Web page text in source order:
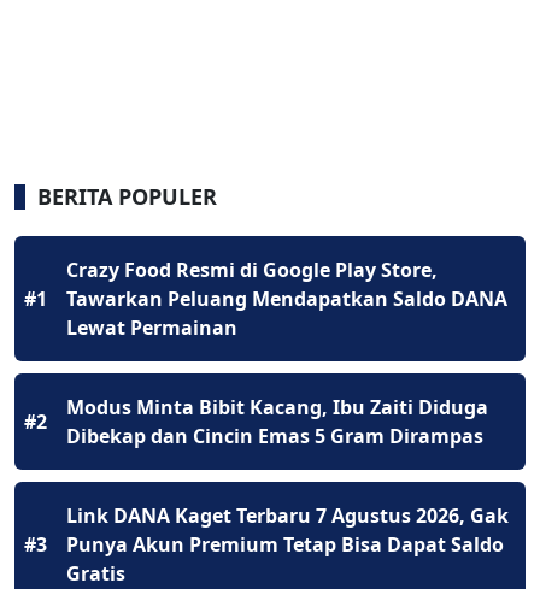
BERITA POPULER
#1
Crazy Food Resmi di Google Play Store,
Tawarkan Peluang Mendapatkan Saldo DANA
Lewat Permainan
#2
Modus Minta Bibit Kacang, Ibu Zaiti Diduga
Dibekap dan Cincin Emas 5 Gram Dirampas
#3
Link DANA Kaget Terbaru 7 Agustus 2026, Gak
Punya Akun Premium Tetap Bisa Dapat Saldo
Gratis